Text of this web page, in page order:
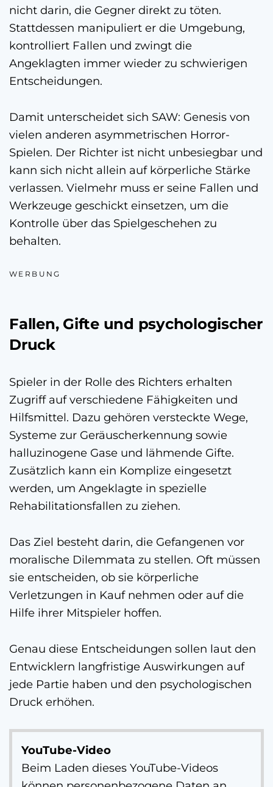
nicht darin, die Gegner direkt zu töten.
Stattdessen manipuliert er die Umgebung,
kontrolliert Fallen und zwingt die
Angeklagten immer wieder zu schwierigen
Entscheidungen.
Damit unterscheidet sich SAW: Genesis von
vielen anderen asymmetrischen Horror-
Spielen. Der Richter ist nicht unbesiegbar und
kann sich nicht allein auf körperliche Stärke
verlassen. Vielmehr muss er seine Fallen und
Werkzeuge geschickt einsetzen, um die
Kontrolle über das Spielgeschehen zu
behalten.
WERBUNG
Fallen, Gifte und psychologischer
Druck
Spieler in der Rolle des Richters erhalten
Zugriff auf verschiedene Fähigkeiten und
Hilfsmittel. Dazu gehören versteckte Wege,
Systeme zur Geräuscherkennung sowie
halluzinogene Gase und lähmende Gifte.
Zusätzlich kann ein Komplize eingesetzt
werden, um Angeklagte in spezielle
Rehabilitationsfallen zu ziehen.
Das Ziel besteht darin, die Gefangenen vor
moralische Dilemmata zu stellen. Oft müssen
sie entscheiden, ob sie körperliche
Verletzungen in Kauf nehmen oder auf die
Hilfe ihrer Mitspieler hoffen.
Genau diese Entscheidungen sollen laut den
Entwicklern langfristige Auswirkungen auf
jede Partie haben und den psychologischen
Druck erhöhen.
YouTube-Video
Beim Laden dieses YouTube-Videos